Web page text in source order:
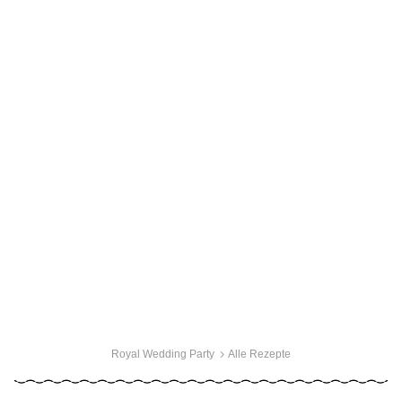
Royal Wedding Party Alle Rezepte